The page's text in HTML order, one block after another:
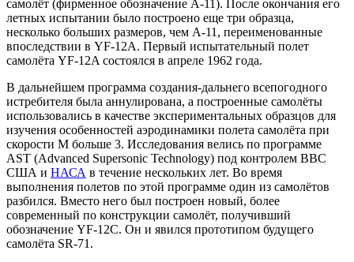
самолёт (фирменное обозначение A-11). После окончания его
летных испытании было построено еще три образца,
несколько больших размеров, чем А-11, переименованные
впоследствии в YF-12A. Первый испытательный полет
самолёта YF-12A состоялся в апреле 1962 года.
В дальнейшем программа создания-дальнего всепогодного
истребителя была аннулирована, а построенные самолёты
использовались в качестве экспериментальных образцов для
изучения особенностей аэродинамики полета самолёта при
скорости М больше 3. Исследования велись по программе
AST (Advanced Supersonic Technology) под контролем ВВС
США и НАСА в течение нескольких лет. Во время
выполнения полетов по этой программе один из самолётов
разбился. Вместо него был построен новый, более
современный по конструкции самолёт, получивший
обозначение YF-12C. Он и явился прототипом будущего
самолёта SR-71.